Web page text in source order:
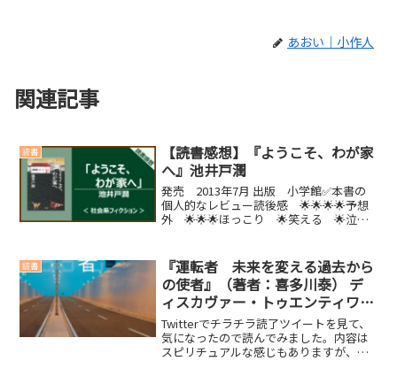
あおい｜小作人
関連記事
読書
【読書感想】『ようこそ、わが家
へ』池井戸潤
発売 2013年7月 出版 小学館✅本書の
個人的なレビュー読後感 🌟🌟🌟🌟予想
外 🌟🌟🌟ほっこり 🌟笑える 🌟泣け
読みたい人(function(b,c,f,g,a,d,...
読書
『運転者 未来を変える過去から
の使者』（著者：喜多川泰） デ
ィスカヴァー・トゥエンティワ
ン ～感想～
Twitterでチラチラ読了ツイートを見て、
気になったので読んでみました。内容は
スピリチュアルな感じもありますが、個